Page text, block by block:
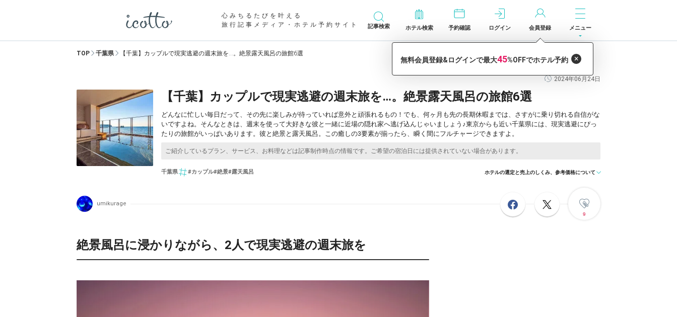
心みちるたびを叶える
旅行記事メディア・ホテル予約サイト
記事検索 ホテル検索 予約確認 ログイン 会員登録 メニュー
TOP 千葉県 【千葉】カップルで現実逃避の週末旅を…。絶景露天風呂の旅館6選
2024年06月24日
【千葉】カップルで現実逃避の週末旅を…。絶景露天風呂の旅館6選
どんなに忙しい毎日だって、その先に楽しみが待っていれば意外と頑張れるもの！でも、何ヶ月も先の長期休暇までは、さすがに乗り切れる自信がな
いですよね。そんなときは、週末を使って大好きな彼と一緒に近場の隠れ家へ逃げ込んじゃいましょう♪東京からも近い千葉県には、現実逃避にぴっ
たりの旅館がいっぱいあります。彼と絶景と露天風呂。この癒しの3要素が揃ったら、瞬く間にフルチャージできますよ。
千葉県 #カップル#絶景#露天風呂 ホテルの選定と売上のしくみ、参考価格について
umikurage
9
絶景風呂に浸かりながら、2人で現実逃避の週末旅を